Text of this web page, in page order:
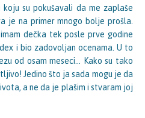
su pokušavali da me zaplaše
je na primer mnogo bolje prošla.
dečka tek posle prve godine
i bio zadovoljan ocenama. U to
od osam meseci… Kako su tako
Jedino što ja sada mogu je da
a ne da je plašim i stvaram joj